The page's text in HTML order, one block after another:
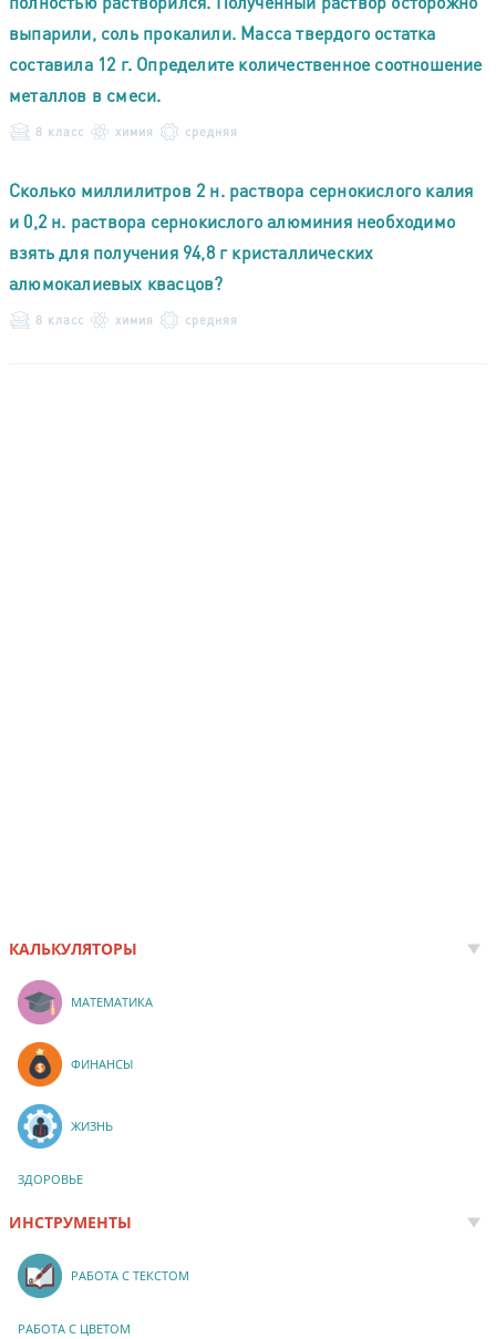
выпарили, соль прокалили. Масса твердого остатка
составила 12 г. Определите количественное соотношение
металлов в смеси.
8 класс химия средняя
Сколько миллилитров 2 н. раствора сернокислого калия
и 0,2 н. раствора сернокислого алюминия необходимо
взять для получения 94,8 г кристаллических
алюмокалиевых квасцов?
8 класс химия средняя
КАЛЬКУЛЯТОРЫ
МАТЕМАТИКА
ФИНАНСЫ
ЖИЗНЬ
ЗДОРОВЬЕ
ИНСТРУМЕНТЫ
РАБОТА С ТЕКСТОМ
РАБОТА С ЦВЕТОМ